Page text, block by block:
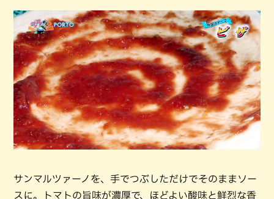
サンマルツァーノを、手でつぶしただけでそのままソー
スに。トマトの旨味が濃厚で、ほどよい酸味と鮮烈な香